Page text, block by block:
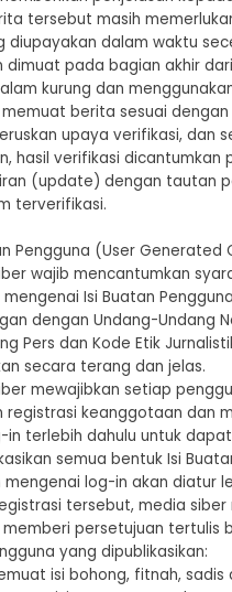
tersebut masih
diupayakan dalam waktu
dimuat pada bagian akhir
kurung dan
berita sesuai
upaya verifikasi, dan
hasil verifikasi dicantumkan
(update) dengan tautan
terverifikasi.
Pengguna (User Generated
wajib mencantumkan
Isi Buatan
dengan Undang-Undang
Pers dan Kode Etik
secara terang dan jelas.
mewajibkan setiap
registrasi keanggotaan dan
in terlebih dahulu untuk dapat
semua bentuk Isi
log-in akan diatur
tersebut, media siber
persetujuan tertulis
yang dipublikasikan:
isi bohong, fitnah, sadis